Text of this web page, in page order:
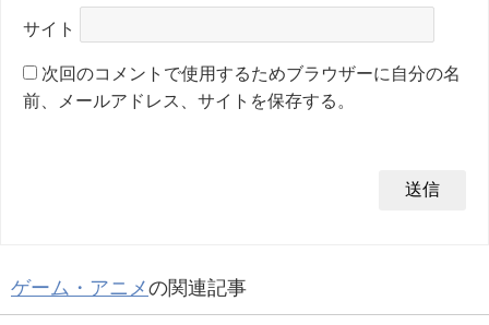
サイト
次回のコメントで使用するためブラウザーに自分の名
前、メールアドレス、サイトを保存する。
ゲーム・アニメの関連記事